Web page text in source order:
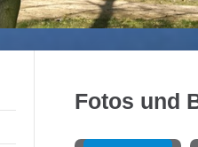
Fotos und